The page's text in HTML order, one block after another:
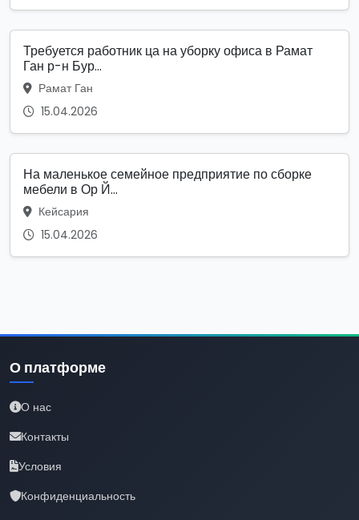
Требуется работник ца на уборку офиса в Рамат
Ган р-н Бур...
Рамат Ган
15.04.2026
На маленькое семейное предприятие по сборке
мебели в Ор Й...
Кейсария
15.04.2026
О платформе
О нас
Контакты
Условия
Конфиденциальность